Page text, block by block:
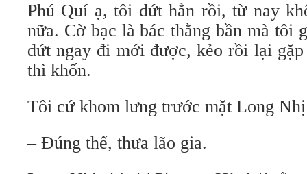
Phú Quí ạ, tôi dứt hẳn rồi, từ nay
nữa. Cờ bạc là bác thằng bần mà tôi
dứt ngay đi mới được, kẻo rồi lại
thì khốn.
Tôi cứ khom lưng trước mặt Long
– Đúng thế, thưa lão gia.